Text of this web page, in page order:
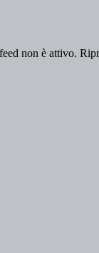
non è attivo.